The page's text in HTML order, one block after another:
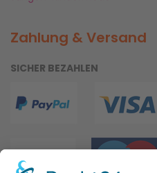
Zahlung & Versand
SICHER BEZAHLEN